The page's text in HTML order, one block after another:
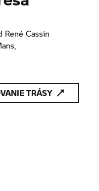
René Cassin
TRÁSY